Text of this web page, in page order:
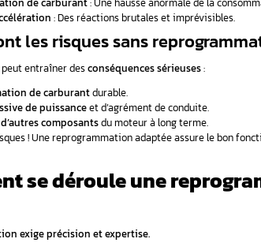
2. La
toujours obligatoire ?
Pas toujours. Tout dépend du type de
Dans certains cas, le remplacement suffit.
électronique est indispensable.
Besoin d’un diagnostic précis ? Nos